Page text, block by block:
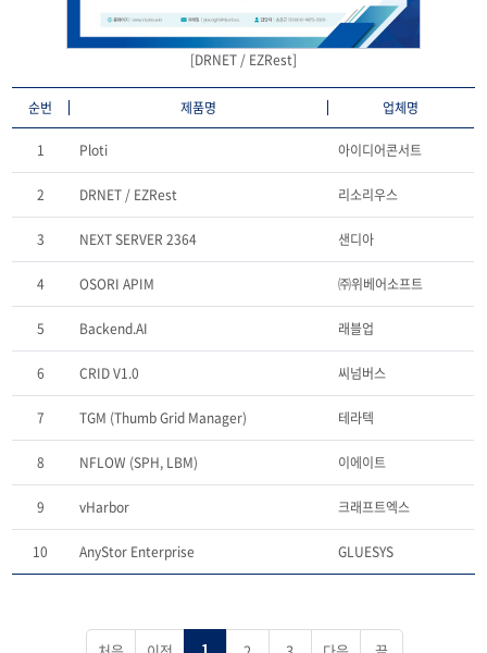
[DRNET / EZRest]
순번 제품명 업체명
1 Ploti 아이디어콘서트
2 DRNET / EZRest 리소리우스
3 NEXT SERVER 2364 샌디아
4 OSORI APIM ㈜위베어소프트
5 Backend.AI 래블업
6 CRID V1.0 씨넘버스
7 TGM (Thumb Grid Manager) 테라텍
8 NFLOW (SPH, LBM) 이에이트
9 vHarbor 크래프트엑스
10 AnyStor Enterprise GLUESYS